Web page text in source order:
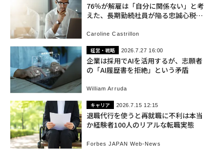
76％が解雇は「自分に関係ない」と考
えた、長期勤続社員が陥る忠誠心税の
Caroline Castrillon
経営・戦略 2026.7.27 16:00
企業は採用でAIを活用するが、志願者
の「AI履歴書を拒絶」という矛盾
William Arruda
キャリア 2026.7.15 12:15
退職代行を使うと再就職に不利は本当
か経験者100人のリアルな転職実態
Forbes JAPAN Web-News